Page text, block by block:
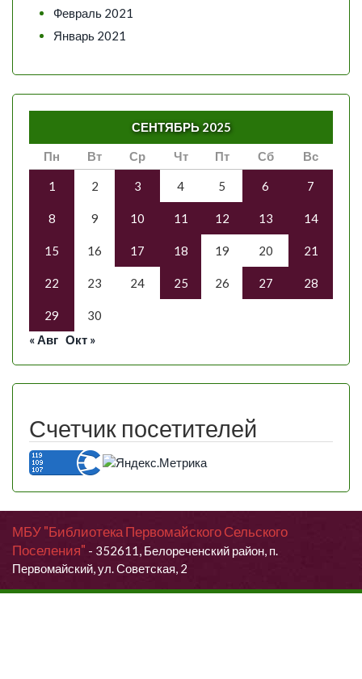
Февраль 2021
Январь 2021
СЕНТЯБРЬ 2025
Пн
Вт Ср Чт Пт Сб Вс
1 2 3 4 5 6 7
8 9 10 11 12 13 14
15 16 17 18 19 20 21
22 23 24 25 26 27 28
29
30
« Авг Окт »
Счетчик посетителей
МБУ "Библиотека Первомайского Сельского
Поселения" - 352611, Белореченский район, п.
Первомайский, ул. Советская, 2